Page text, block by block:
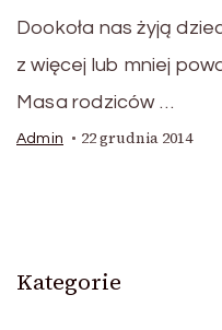
Dookoła nas żyją
z więcej lub mniej
Masa rodziców …
Admin 22 grudnia 2014
Kategorie